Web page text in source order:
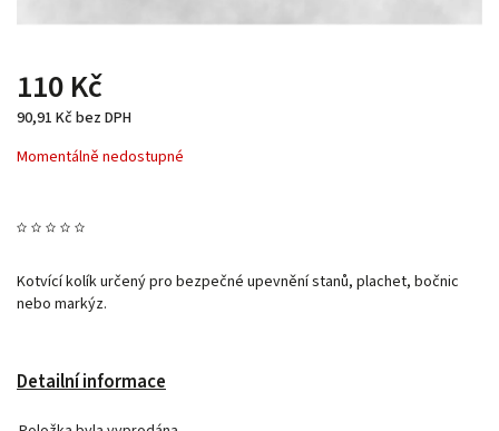
110 Kč
90,91 Kč bez DPH
Momentálně nedostupné
Kotvící kolík určený pro bezpečné upevnění stanů, plachet, bočnic
nebo markýz.
Detailní informace